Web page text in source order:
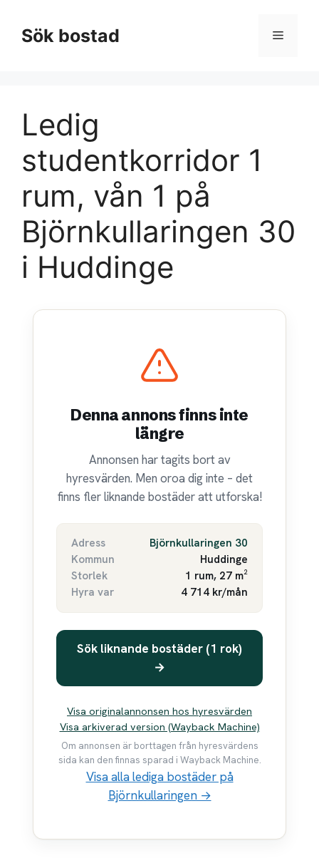
innehållSök bostad Meny
Ledig
studentkorridor 1
rum, vån 1 på
Björnkullaringen 30
i Huddinge
Denna annons finns inte
längre
Annonsen har tagits bort av
hyresvärden. Men oroa dig inte – det
finns fler liknande bostäder att utforska!
Adress
Björnkullaringen 30
Kommun
Huddinge
Storlek
1 rum, 27 m²
Hyra var
4 714 kr/mån
Sök liknande bostäder (1 rok)
→
Visa originalannonsen hos hyresvärden
Visa arkiverad version (Wayback Machine)
Om annonsen är borttagen från hyresvärdens
sida kan den finnas sparad i Wayback Machine.
Visa alla lediga bostäder på
Björnkullaringen →